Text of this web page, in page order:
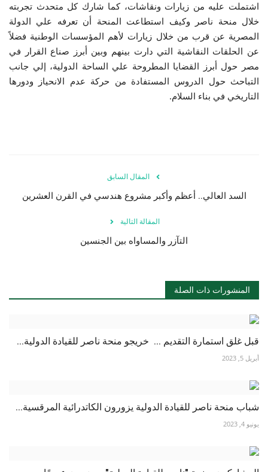
اشتملت عليه من زيارات ونقاشات، كما شارك كل متحدث تجربته
خلال منحة ناصر وكيف استطاعت المنحة أن تعرفه علي الدولة
المصرية عن قرب من خلال زيارات لأهم المؤسسات الوطنية فضلاً
عن الحلقات النقاشية التي دارت بينهم وبين أبرز صناع القرار في
مصر حول أبرز القضايا المطروحة علي الساحة الدولية، إلي جانب
التباحث حول الدروس المستفادة من حركة عدم الانحياز ودورها
التاريخي في بناء السلام.
المقال السابق
السد العالي.. أعظم وأكبر مشروع هندسي في القرن العشرين
المقالة التالية
التآزر والمساواه بين الجنسين
المنشورات ذات الصلة
قبل غلق استمارة التقديم ... خريجو منحة ناصر للقيادة الدولية...
أبريل 5, 2023
شباب منحة ناصر للقيادة الدولية يزورون الكاتدرائية المرقسية...
يونيو 4, 2023